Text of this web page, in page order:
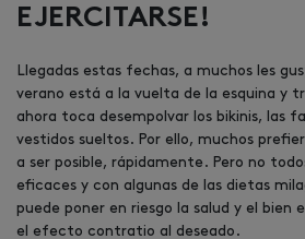
EJERCITARSE!
Llegadas estas fechas, a muchos les
verano está a la vuelta de la esquina y
ahora toca desempolvar los bikinis, las
vestidos sueltos. Por ello, muchos
a ser posible, rápidamente. Pero no
eficaces y con algunas de las dietas
puede poner en riesgo la salud y el bien
el efecto contratio al deseado.